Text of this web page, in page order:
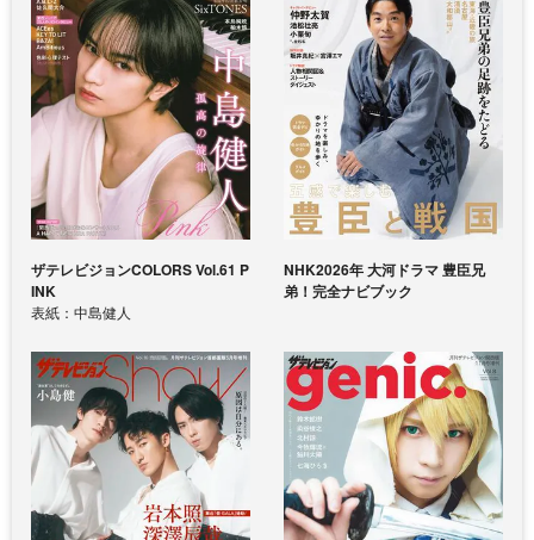
ザテレビジョンCOLORS Vol.61 P
INK
表紙：中島健人
NHK2026年 大河ドラマ 豊臣兄
弟！完全ナビブック